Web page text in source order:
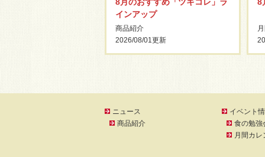
インアップ
商品紹介
2026/08/01 更新
ニュース
商品紹介
イベント
食の勉強
月間カレ